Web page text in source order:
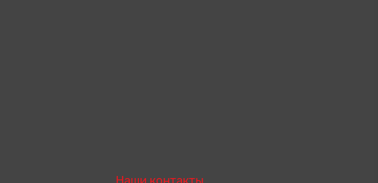
Наши контакты